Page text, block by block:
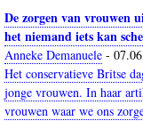
De zorgen van vrouwen
het niemand iets kan
Anneke Demanuele -
Het conservatieve Britse
jonge vrouwen. In haar
vrouwen waar we ons